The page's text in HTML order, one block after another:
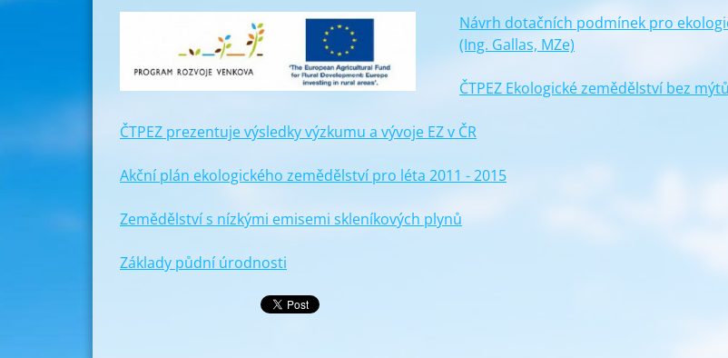
Návrh dotačních podmínek pro
(Ing. Gallas, MZe)
ČTPEZ Ekologické zemědělství bez mýtů
ČTPEZ prezentuje výsledky výzkumu a vývoje EZ v ČR
Akční plán ekologického zemědělství pro léta 2011 - 2015
Zemědělství s nízkými emisemi skleníkových plynů
Základy půdní úrodnosti